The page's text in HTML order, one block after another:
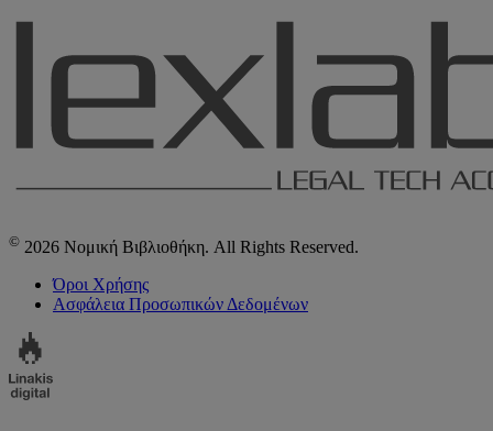
© 2026 Νομική Βιβλιοθήκη. All Rights Reserved.
Όροι Χρήσης
Ασφάλεια Προσωπικών Δεδομένων